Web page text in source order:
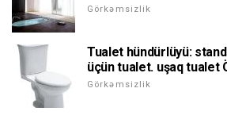
Görkəmsizlik
Tualet hündürlüyü:
üçün tualet. uşaq tualet
Görkəmsizlik